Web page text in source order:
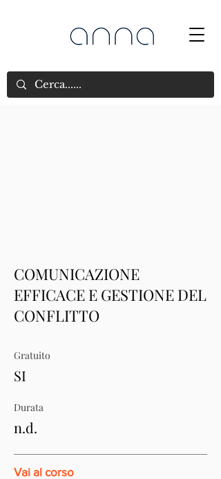
COMUNICAZIONE
EFFICACE E GESTIONE DEL
CONFLITTO
Gratuito
SI
Durata
n.d.
Vai al corso